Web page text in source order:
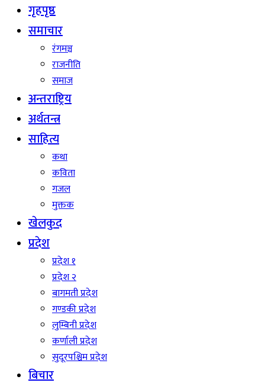
गृहपृष्ठ
समाचार
रंगमञ्च
राजनीति
समाज
अन्तराष्ट्रिय
अर्थतन्त्र
साहित्य
कथा
कविता
गजल
मुक्तक
खेलकुद
प्रदेश
प्रदेश १
प्रदेश २
बागमती प्रदेश
गण्डकी प्रदेश
लुम्बिनी प्रदेश
कर्णाली प्रदेश
सुदूरपश्चिम प्रदेश
बिचार